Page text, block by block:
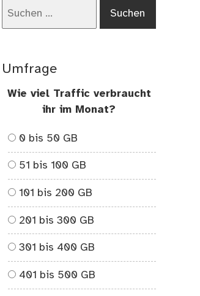
Umfrage
Wie viel Traffic verbraucht
ihr im Monat?
0 bis 50 GB
51 bis 100 GB
101 bis 200 GB
201 bis 300 GB
301 bis 400 GB
401 bis 500 GB